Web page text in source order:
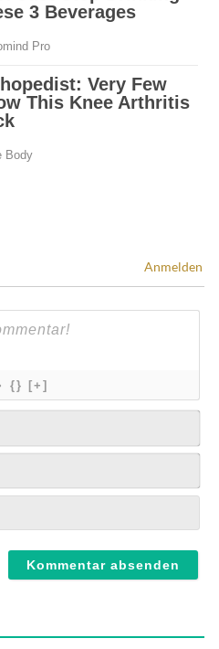
Anmelden
{} [+]